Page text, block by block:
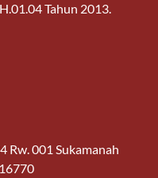
Tahun 2013.
Rw. 001 Sukamanah